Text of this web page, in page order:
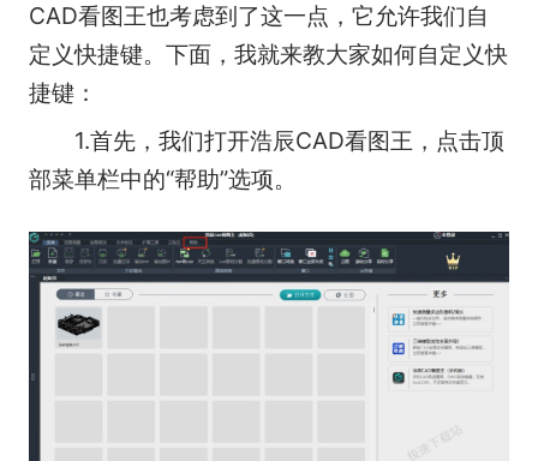
CAD看图王也考虑到了这一点，它允许我们自
定义快捷键。下面，我就来教大家如何自定义快
捷键：
1.首先，我们打开浩辰CAD看图王，点击顶
部菜单栏中的“帮助”选项。